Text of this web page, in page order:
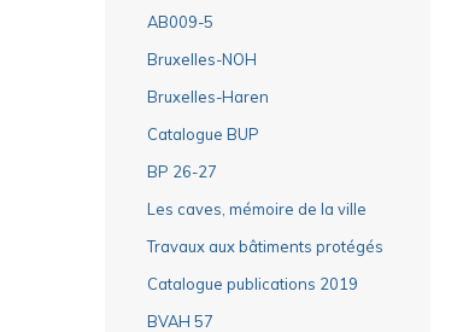
AB009-5
Bruxelles-NOH
Bruxelles-Haren
Catalogue BUP
BP 26-27
Les caves, mémoire de la ville
Travaux aux bâtiments protégés
Catalogue publications 2019
BVAH 57